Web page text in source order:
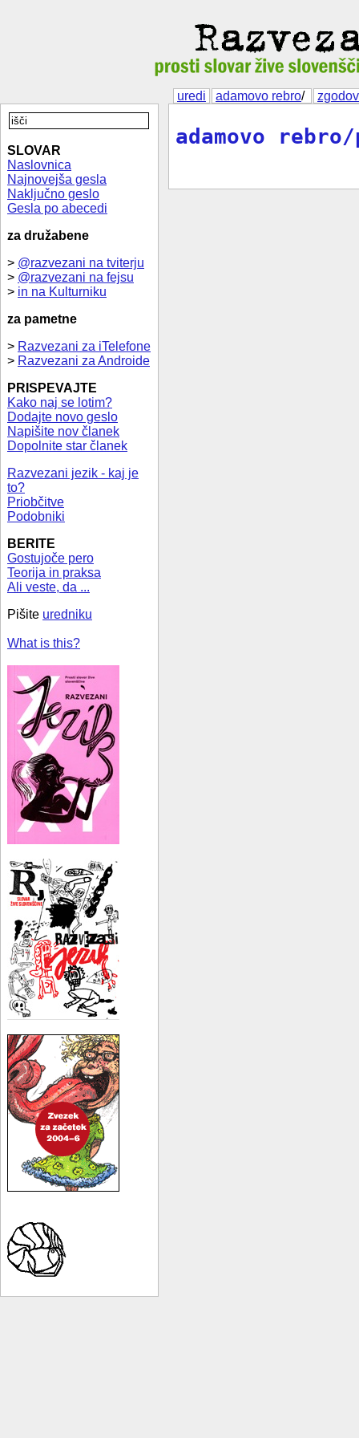
uredi adamovo rebro/
SLOVAR
Naslovnica
Najnovejša gesla
Naključno geslo
Gesla po abecedi
za družabene
> @razvezani na tviterju
> @razvezani na fejsu
> in na Kulturniku
za pametne
> Razvezani za iTelefone
> Razvezani za Androide
PRISPEVAJTE
Kako naj se lotim?
Dodajte novo geslo
Napišite nov članek
Dopolnite star članek
Razvezani jezik - kaj je
to?
Priobčitve
Podobniki
BERITE
Gostujoče pero
Teorija in praksa
Ali veste, da ...
Pišite uredniku
What is this?
adamovo